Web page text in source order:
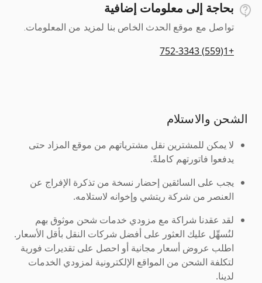
بحاجة إلى معلومات إضافية
تواصل مع موقع الحدث الخاص بنا لمزيد من المعلومات.
+1(559) 752-3343
الشحن والاستلام
لا يمكن للمشترين نقل مشترياتهم من موقع المزاد حتى
يدفعوا فاتورتهم كاملةً.
يجب على السائقين إحضار نسخة من تذكرة الإفراج عن
العنصر من شركة ريتشي وإخوانه لاستلامه.
لقد عقدنا شراكة مع مزودي خدمات شحن موثوق بهم
لنُسهِّل عليك العثور على أفضل شركات النقل بأقل الأسعار.
اطلب عروض أسعار مجانية أو احصل على تقديرات فورية
لتكلفة الشحن من المواقع الإلكترونية لمزودي الخدمات
لدينا.